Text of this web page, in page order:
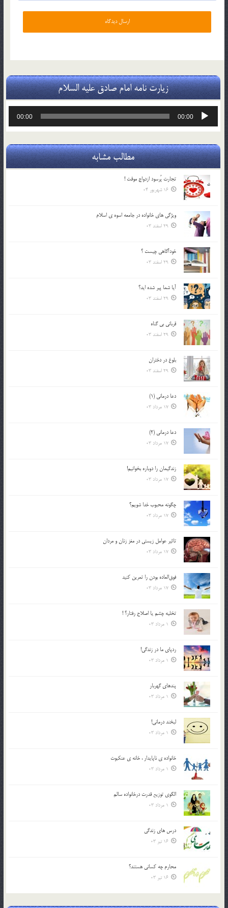
زیارت نامه امام صادق علیه السلام
پخش‌کننده
00:00
00:00
مطالب مشابه
تجارت پُرسود ازدواج موقت !
16 شهریور 04
ويژگي هاي خانواده در جامعه اسوه ي اسلام
29 اسفند 03
خودآگاهى چيست ؟
29 اسفند 03
آیا شما پیر شده اید؟
29 اسفند 03
قرباني بي گناه
29 اسفند 03
بلوغ در دختران
29 اسفند 03
دعا درمانی (1)
17 مرداد 03
دعا درمانی (2)
17 مرداد 03
زندگيمان را دوباره بخوانيم!
17 مرداد 03
چگونه محبوب خدا شويم؟
17 مرداد 03
تاثیر عوامل زيستي در مغز زنان و مردان
17 مرداد 03
فوق‌العاده بودن را تمرين كنيد
17 مرداد 03
تخليه چشم يا اصلاح رفتار؟ !
1 مرداد 03
ردپاى ما در زندگى!
1 مرداد 03
پندهاي گهربار
1 مرداد 03
لبخند درمانى!
1 مرداد 03
خانواده ي ناپايدار ، خانه ي عنکبوت
1 مرداد 03
الگوي توزيع قدرت درخانواده سالم
1 مرداد 03
درس هاي زندگي
16 تیر 03
محارم چه کساني هستند؟
16 تیر 03